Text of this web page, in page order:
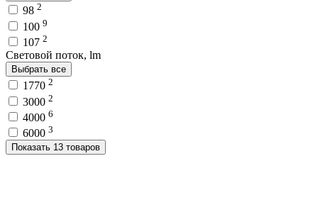
98 2
100 9
107 2
Световой поток, lm
Выбрать все
1770 2
3000 2
4000 6
6000 3
Показать 13 товаров